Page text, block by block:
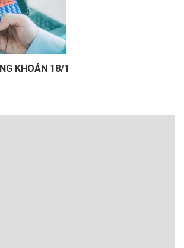
KHOÁN 18/1